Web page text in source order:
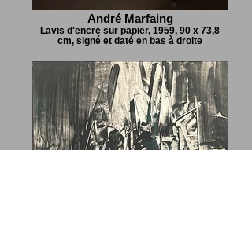
André Marfaing
Lavis d'encre sur papier, 1959, 90 x 73,8
cm, signé et daté en bas à droite